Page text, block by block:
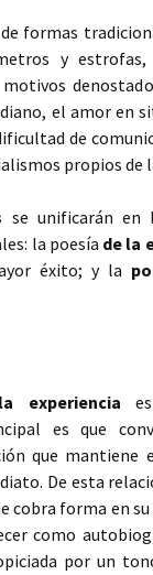
formas
y
el amor en
de
propios de
se unificarán en
la poesía de la
éxito; y la
experiencia
es que
que mantiene
De esta
cobra forma en
como
por un